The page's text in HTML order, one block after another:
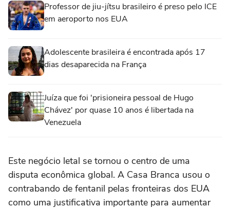
Professor de jiu-jítsu brasileiro é preso pelo ICE
em aeroporto nos EUA
Adolescente brasileira é encontrada após 17
dias desaparecida na França
Juíza que foi 'prisioneira pessoal de Hugo
Chávez' por quase 10 anos é libertada na
Venezuela
Este negócio letal se tornou o centro de uma
disputa econômica global. A Casa Branca usou o
contrabando de fentanil pelas fronteiras dos EUA
como uma justificativa importante para aumentar